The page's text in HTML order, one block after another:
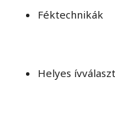
Féktechnikák
Helyes